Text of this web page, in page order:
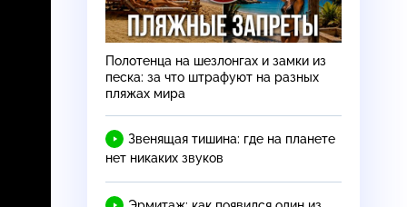
Полотенца на шезлонгах и замки из
песка: за что штрафуют на разных
пляжах мира
Звенящая тишина: где на планете
нет никаких звуков